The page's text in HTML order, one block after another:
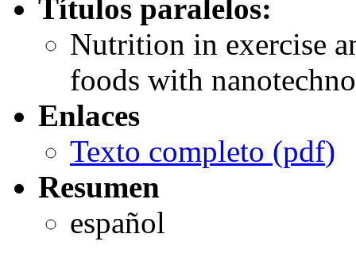
Títulos paralelos:
Nutrition in exercise
foods with
Enlaces
Texto completo (pdf)
Resumen
español